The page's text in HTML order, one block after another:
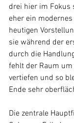
drei hier im Fokus
eher ein
heutigen
sie während der
durch die
fehlt der Raum
vertiefen und so
Ende sehr
Die zentrale